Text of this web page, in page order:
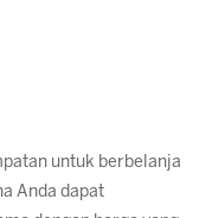
untuk berbelanja
Anda dapat